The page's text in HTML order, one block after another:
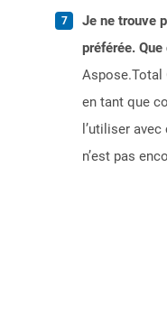
Je ne trouve
préférée.
Aspose.Total
en tant que
l’utiliser
n’est pas